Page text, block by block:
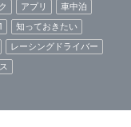
アプリ
車中泊
知っておきたい
レーシングドライバー